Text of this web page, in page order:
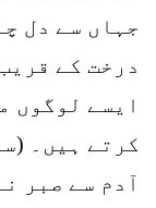
جہاں سے دل
درخت کے
ایسے لوگوں
کرتے ہیں۔
آدم سے صبر